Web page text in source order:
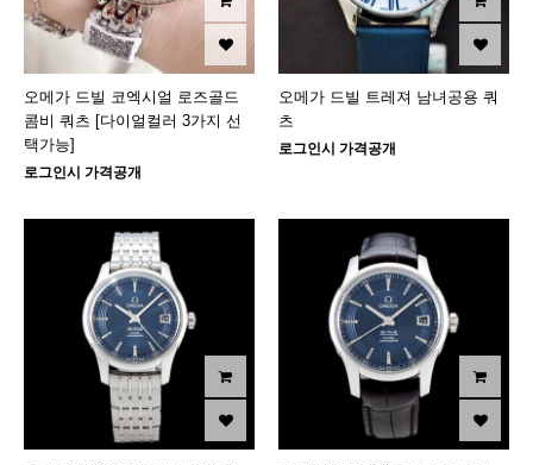
오메가 드빌 코엑시얼 로즈골드
콤비 쿼츠 [다이얼컬러 3가지 선
택가능]
로그인시 가격공개
오메가 드빌 트레져 남녀공용 쿼
츠
로그인시 가격공개